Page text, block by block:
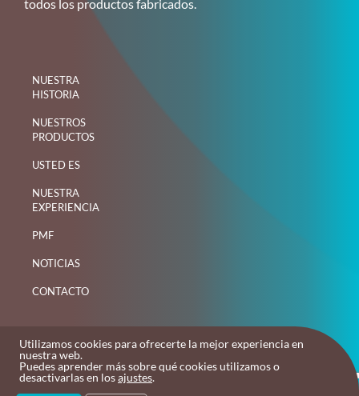
todos los productos fabricados.
NUESTRA
HISTORIA
NUESTROS
PRODUCTOS
USTED ES
NUESTRA
EXPERIENCIA
PMF
NOTICIAS
CONTACTO
Utilizamos cookies para ofrecerte la mejor experiencia en
nuestra web.
Puedes aprender más sobre qué cookies utilizamos o
desactivarlas en losajustes.